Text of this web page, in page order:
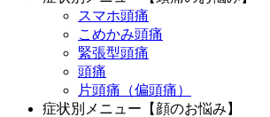
スマホ頭痛
こめかみ頭痛
緊張型頭痛
頭痛
片頭痛（偏頭痛）
症状別メニュー【顔のお悩み】